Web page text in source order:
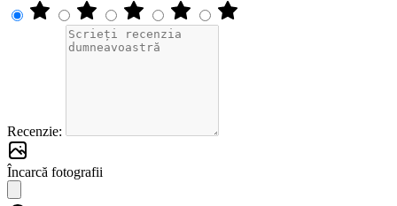
Recenzie:
Încarcă fotografii